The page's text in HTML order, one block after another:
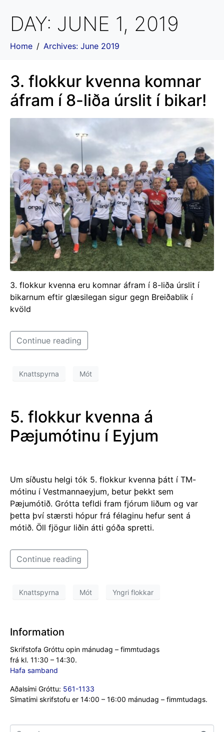
DAY: JUNE 1, 2019
Home Archives: June 2019
3. flokkur kvenna komnar
áfram í 8-liða úrslit í bikar!
3. flokkur kvenna eru komnar áfram í 8-liða úrslit í
bikarnum eftir glæsilegan sigur gegn Breiðablik í
kvöld
Continue reading
Knattspyrna Mót
5. flokkur kvenna á
Pæjumótinu í Eyjum
Um síðustu helgi tók 5. flokkur kvenna þátt í TM-
mótinu í Vestmannaeyjum, betur þekkt sem
Pæjumótið. Grótta tefldi fram fjórum liðum og var
þetta því stærsti hópur frá félaginu hefur sent á
mótið. Öll fjögur liðin átti góða spretti.
Continue reading
Knattspyrna Mót Yngri flokkar
Information
Skrifstofa Gróttu opin mánudag – fimmtudags
frá kl. 11:30 – 14:30.
Hafa samband
Aðalsími Gróttu: 561-1133
Símatími skrifstofu er 14:00 – 16:00 mánudag – fimmtudags.